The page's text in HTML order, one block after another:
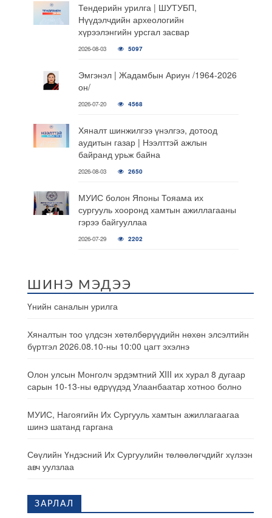
Тендерийн урилга | ШУТУБП,
Нүүдэлчдийн археологийн
хүрээлэнгийн урсгал засвар
2026-08-03 5097
Эмгэнэл | Жадамбын Ариун /1964-2026
он/
2026-07-20 4568
Хяналт шинжилгээ үнэлгээ, дотоод
аудитын газар | Нээлттэй ажлын
байранд урьж байна
2026-08-03 2650
МУИС болон Японы Тояама их
сургууль хооронд хамтын ажиллагааны
гэрээ байгууллаа
2026-07-29 2202
ШИНЭ МЭДЭЭ
Үнийн саналын урилга
Хяналтын тоо үлдсэн хөтөлбөрүүдийн нөхөн элсэлтийн
бүртгэл 2026.08.10-ны 10:00 цагт эхэлнэ
Олон улсын Монголч эрдэмтний XIII их хурал 8 дугаар
сарын 10-13-ны өдрүүдэд Улаанбаатар хотноо болно
МУИС, Нагоягийн Их Сургууль хамтын ажиллагаагаа
шинэ шатанд гаргана
Сөүлийн Үндэсний Их Сургуулийн төлөөлөгчдийг хүлээн
авч уулзлаа
ЗАРЛАЛ